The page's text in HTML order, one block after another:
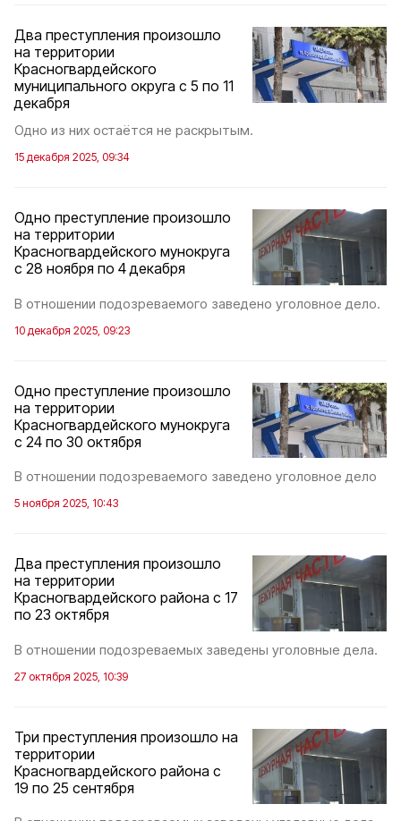
Два преступления произошло
на территории
Красногвардейского
муниципального округа с 5 по 11
декабря
Одно из них остаётся не раскрытым.
15 декабря 2025, 09:34
Одно преступление произошло
на территории
Красногвардейского мунокруга
с 28 ноября по 4 декабря
В отношении подозреваемого заведено уголовное дело.
10 декабря 2025, 09:23
Одно преступление произошло
на территории
Красногвардейского мунокруга
с 24 по 30 октября
В отношении подозреваемого заведено уголовное дело
5 ноября 2025, 10:43
Два преступления произошло
на территории
Красногвардейского района с 17
по 23 октября
В отношении подозреваемых заведены уголовные дела.
27 октября 2025, 10:39
Три преступления произошло на
территории
Красногвардейского района с
19 по 25 сентября